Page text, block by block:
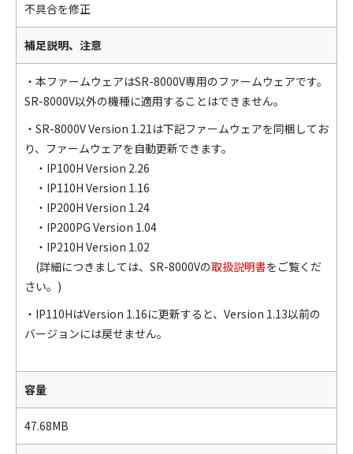
不具合を修正
補足説明、注意
・本ファームウェアはSR-8000V専用のファームウェアです。
SR-8000V以外の機種に適用することはできません。
・SR-8000V Version 1.21は下記ファームウェアを同梱してお
り、ファームウェアを自動更新できます。
・IP100H Version 2.26
・IP110H Version 1.16
・IP200H Version 1.24
・IP200PG Version 1.04
・IP210H Version 1.02
(詳細につきましては、SR-8000Vの取扱説明書をご覧くだ
さい。)
・IP110HはVersion 1.16に更新すると、Version 1.13以前の
バージョンには戻せません。
容量
47.68MB